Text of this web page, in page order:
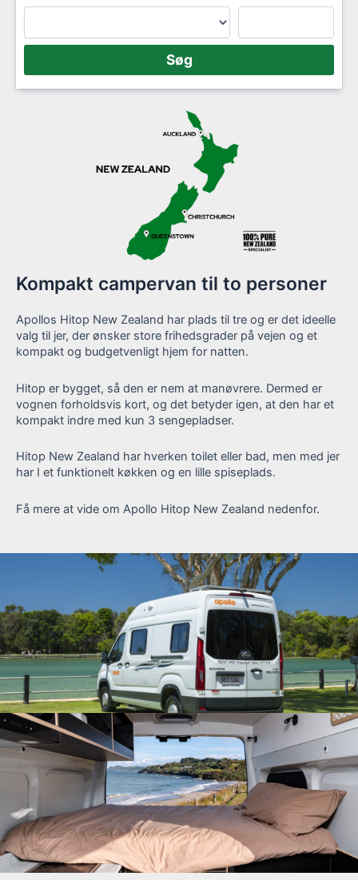
Kompakt campervan til to personer
Apollos Hitop New Zealand har plads til tre og er det ideelle
valg til jer, der ønsker store frihedsgrader på vejen og et
kompakt og budgetvenligt hjem for natten.
Hitop er bygget, så den er nem at manøvrere. Dermed er
vognen forholdsvis kort, og det betyder igen, at den har et
kompakt indre med kun 3 sengepladser.
Hitop New Zealand har hverken toilet eller bad, men med jer
har I et funktionelt køkken og en lille spiseplads.
Få mere at vide om Apollo Hitop New Zealand nedenfor.